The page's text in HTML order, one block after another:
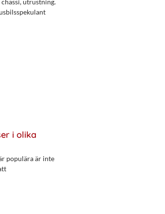
i olika
populära är inte